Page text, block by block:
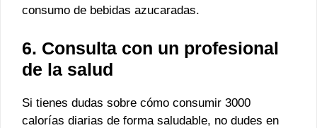
consumo de bebidas azucaradas.
6. Consulta con un profesional
de la salud
Si tienes dudas sobre cómo consumir 3000
calorías diarias de forma saludable, no dudes en